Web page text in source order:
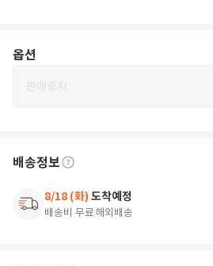
옵션
판매중지
배송정보
8/18 (화) 도착예정
배송비 무료해외배송